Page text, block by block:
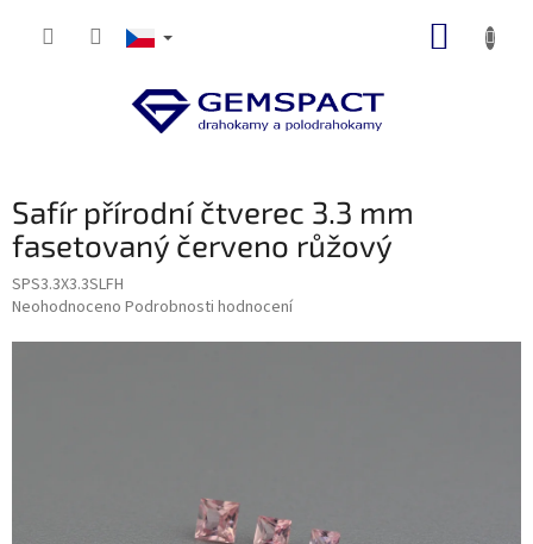
Safír přírodní čtverec 3.3 mm
fasetovaný červeno růžový
SPS3.3X3.3SLFH
Průměrné
Neohodnoceno Podrobnosti hodnocení